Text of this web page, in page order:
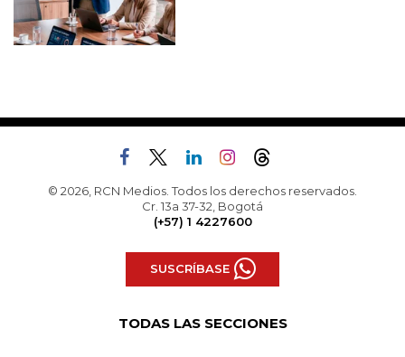
© 2026, RCN Medios. Todos los derechos reservados.
Cr. 13a 37-32, Bogotá
(+57) 1 4227600
SUSCRÍBASE
TODAS LAS SECCIONES